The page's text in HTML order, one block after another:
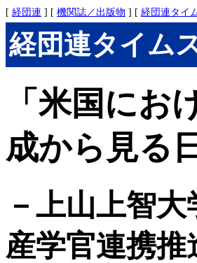
[ 経団連 ] [ 機関誌／出版物 ] [ 経団連タイ
経団連タイム
「米国にお
成から見る
－上山上智
産学官連携推